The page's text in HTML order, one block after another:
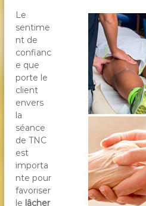
Le
sentime
nt de
confianc
e que
porte le
client
envers
la
séance
de TNC
est
importa
nte pour
favoriser
le lâcher